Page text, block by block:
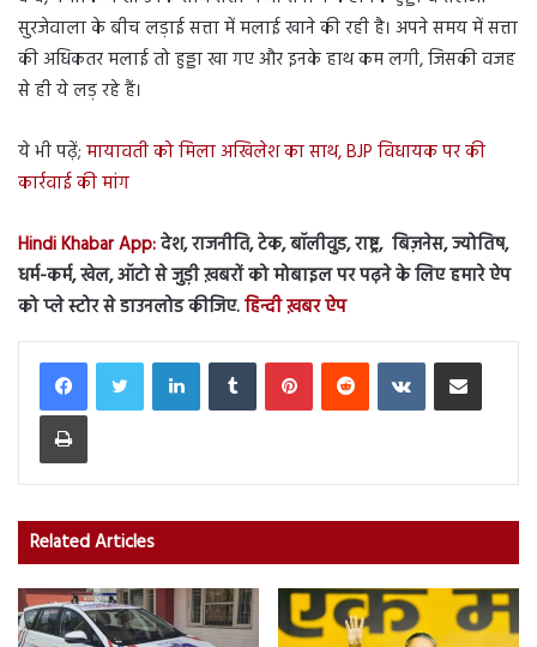
सुरजेवाला के बीच लड़ाई सत्ता में मलाई खाने की रही है। अपने समय में सत्ता
की अधिकतर मलाई तो हुड्डा खा गए और इनके हाथ कम लगी, जिसकी वजह
से ही ये लड़ रहे हैं।
ये भी पढ़ें; मायावती को मिला अखिलेश का साथ, BJP विधायक पर की
कार्रवाई की मांग
Hindi Khabar App:देश, राजनीति, टेक, बॉलीवुड, राष्ट्र, बिज़नेस, ज्योतिष,
धर्म-कर्म, खेल, ऑटो से जुड़ी ख़बरों को मोबाइल पर पढ़ने के लिए हमारे ऐप
को प्ले स्टोर से डाउनलोड कीजिए.हिन्दी ख़बर ऐप
LinkedInTumblr PinterestReddit VKontakteShare via Email
Print
Related Articles